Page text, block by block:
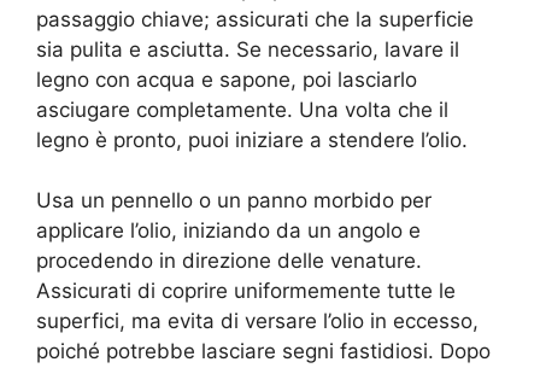
passaggio chiave; assicurati che la superficie
sia pulita e asciutta. Se necessario, lavare il
legno con acqua e sapone, poi lasciarlo
asciugare completamente. Una volta che il
legno è pronto, puoi iniziare a stendere l’olio.
Usa un pennello o un panno morbido per
applicare l’olio, iniziando da un angolo e
procedendo in direzione delle venature.
Assicurati di coprire uniformemente tutte le
superfici, ma evita di versare l’olio in eccesso,
poiché potrebbe lasciare segni fastidiosi. Dopo